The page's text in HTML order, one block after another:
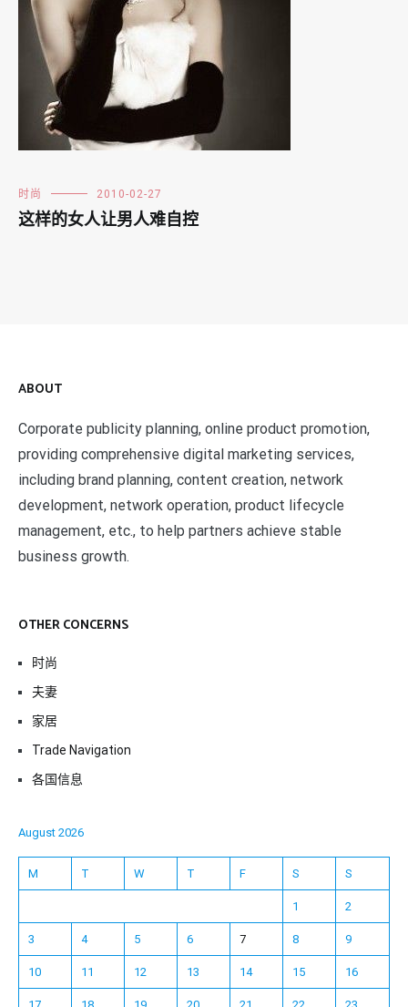
时尚 2010-02-27
这样的女人让男人难自控
ABOUT
Corporate publicity planning, online product promotion,
providing comprehensive digital marketing services,
including brand planning, content creation, network
development, network operation, product lifecycle
management, etc., to help partners achieve stable
business growth.
OTHER CONCERNS
时尚
夫妻
家居
Trade Navigation
各国信息
August 2026
M T W T F S S
1 2
3 4 5 6 7 8 9
10 11 12 13 14 15 16